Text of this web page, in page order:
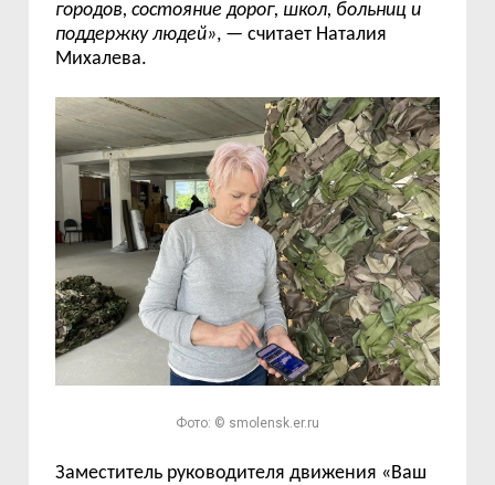
городов, состояние дорог, школ, больниц и
поддержку людей», — считает Наталия
Михалева.
Фото: © smolensk.er.ru
Заместитель руководителя движения «Ваш